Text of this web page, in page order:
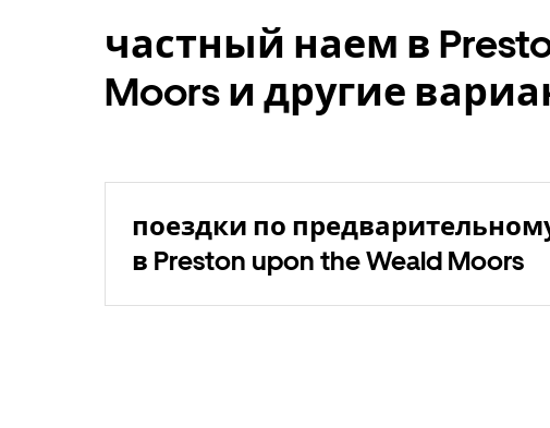
частный наем в
Moors и другие
поездки по
в Preston upon the Weald Moors